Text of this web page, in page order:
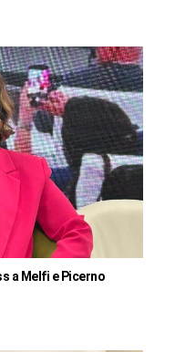
a Melfi e Picerno